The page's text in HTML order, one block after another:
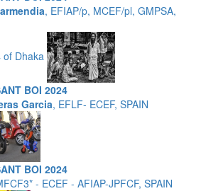
, EFIAP/p, MCEF/pl, GMPSA,
Dhaka
BOI 2024
Garcia, EFLF- ECEF, SPAIN
BOI 2024
- ECEF - AFIAP-JPFCF, SPAIN